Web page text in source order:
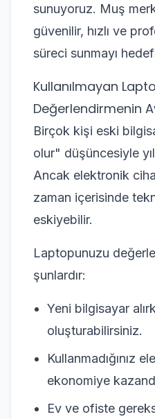
sunuyoruz. Muş
güvenilir, hızlı ve
süreci sunmayı
Kullanılmayan
Değerlendirmenin
Birçok kişi eski
olur" düşüncesiyle
Ancak elektronik
zaman içerisinde
eskiyebilir.
Laptopunuzu
şunlardır:
Yeni bilgisayar
oluşturabilirsiniz.
Kullanmadığınız
ekonomiye
Ev ve ofiste